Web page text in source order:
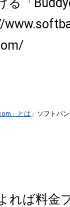
」とは 」ソフトバ
れば料金